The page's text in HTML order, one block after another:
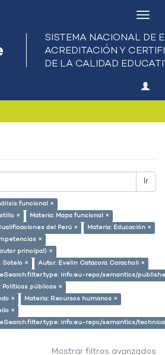
Ir
funcional ×
×
Materia: Mapa funcional ×
del Perú ×
Materia: Educación ×
×
principal) ×
Sotelo ×
Autor: Evelin Catacora Caracholi ×
info:eu-repo/semantics/
Políticas públicas ×
×
Materia: Recursos humanos ×
×
info:eu-repo/semantics/
Mostrar filtros avanzados